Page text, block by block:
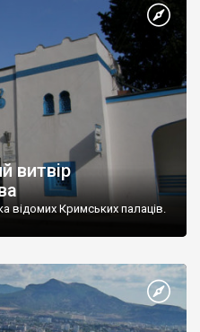
витвір
відомих Кримських палаців.